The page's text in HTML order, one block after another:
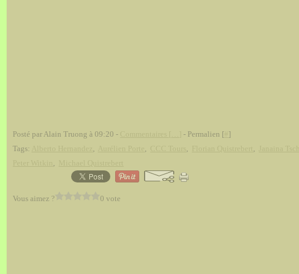
Posté par Alain Truong à 09:20 - - Permalien [ ]
Tags:
, , , ,
,
Vous aimez ? 0 vote